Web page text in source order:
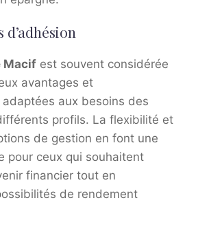
Macif est souvent considérée
avantages et
aux besoins des
profils. La flexibilité et
de gestion en font une
pour ceux qui souhaitent
financier tout en
de rendement